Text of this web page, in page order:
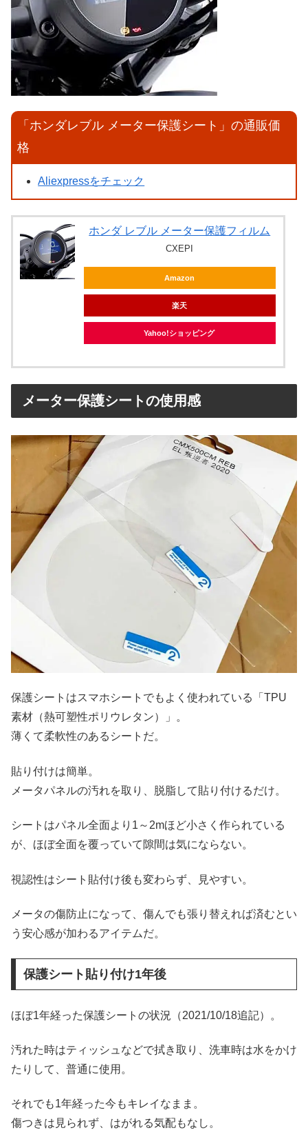
「ホンダレブル メーター保護シート」の通販価
格
Aliexpressをチェック
ホンダ レブル メーター保護フィルム
CXEPI
Amazon
楽天
Yahoo!ショッピング
メーター保護シートの使用感
保護シートはスマホシートでもよく使われている「TPU
素材（熱可塑性ポリウレタン）」。
薄くて柔軟性のあるシートだ。
貼り付けは簡単。
メータパネルの汚れを取り、脱脂して貼り付けるだけ。
シートはパネル全面より1～2mほど小さく作られている
が、ほぼ全面を覆っていて隙間は気にならない。
視認性はシート貼付け後も変わらず、見やすい。
メータの傷防止になって、傷んでも張り替えれば済むとい
う安心感が加わるアイテムだ。
保護シート貼り付け1年後
ほぼ1年経った保護シートの状況（2021/10/18追記）。
汚れた時はティッシュなどで拭き取り、洗車時は水をかけ
たりして、普通に使用。
それでも1年経った今もキレイなまま。
傷つきは見られず、はがれる気配もなし。